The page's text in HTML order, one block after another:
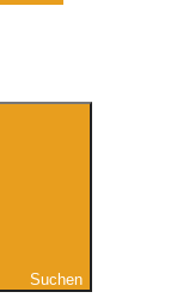
Suchen